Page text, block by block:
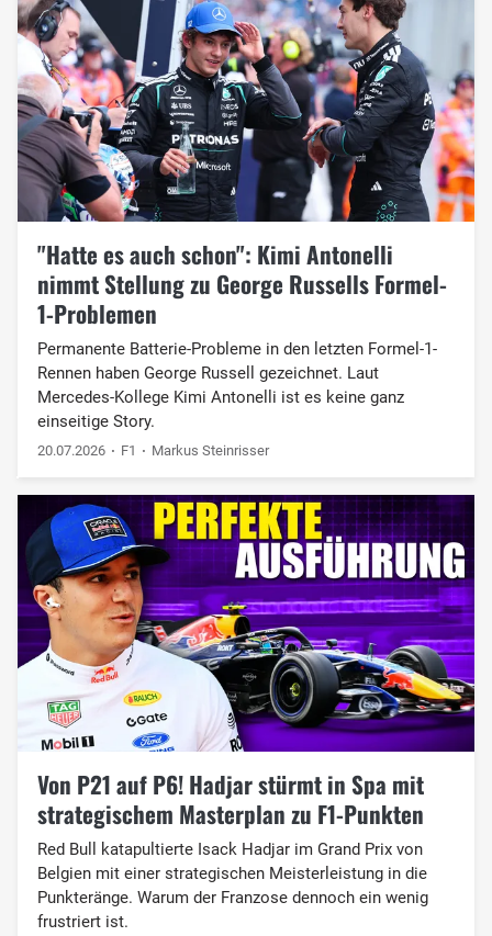
"Hatte es auch schon": Kimi Antonelli
nimmt Stellung zu George Russells Formel-
1-Problemen
Permanente Batterie-Probleme in den letzten Formel-1-
Rennen haben George Russell gezeichnet. Laut
Mercedes-Kollege Kimi Antonelli ist es keine ganz
einseitige Story.
20.07.2026 F1 Markus Steinrisser
Von P21 auf P6! Hadjar stürmt in Spa mit
strategischem Masterplan zu F1-Punkten
Red Bull katapultierte Isack Hadjar im Grand Prix von
Belgien mit einer strategischen Meisterleistung in die
Punkteränge. Warum der Franzose dennoch ein wenig
frustriert ist.